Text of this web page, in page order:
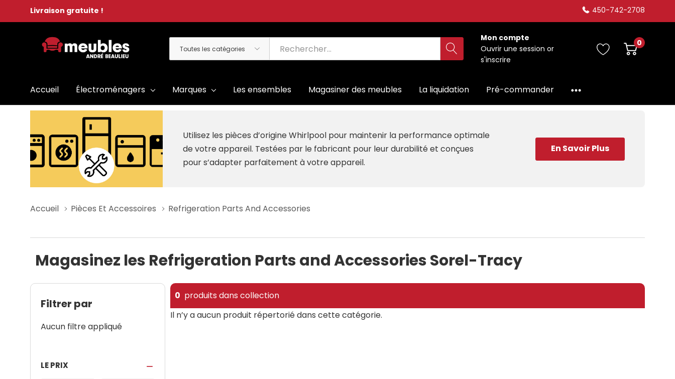
Livraison gratuite ! 450-742-2708
Toutes
les
Rechercher
Mon compte
Ouvrir une session or
s'inscrire
0
Accueil Électroménagers Marques Les ensembles Magasiner des meubles La liquidation Pré-commander
Utilisez les pièces d’origine Whirlpool pour maintenir la performance optimale
de votre appareil. Testées par le fabricant pour leur durabilité et conçues
pour s’adapter parfaitement à votre appareil.
En Savoir Plus
Accueil Pièces Et Accessoires Refrigeration Parts And Accessories
Magasinez les Refrigeration Parts and Accessories Sorel-Tracy
Filtrer par
Aucun filtre appliqué
LE PRIX
0 produits dans collection
Il n’y a aucun produit répertorié dans cette catégorie.